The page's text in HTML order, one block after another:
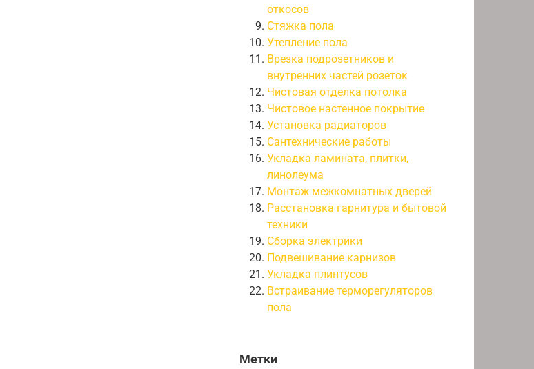
откосов
Стяжка пола
Утепление пола
Врезка подрозетников и
внутренних частей розеток
Чистовая отделка потолка
Чистовое настенное покрытие
Установка радиаторов
Сантехнические работы
Укладка ламината, плитки,
линолеума
Монтаж межкомнатных дверей
Расстановка гарнитура и бытовой
техники
Сборка электрики
Подвешивание карнизов
Укладка плинтусов
Встраивание терморегуляторов
пола
Метки